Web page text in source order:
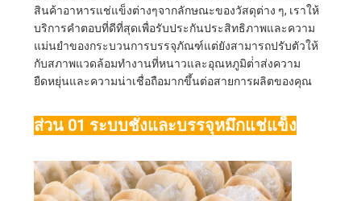
กรณี
ต่างๆ
ขอ
ทุน
สินค้าอาหารแช่แข็งต่างๆจากลักษณะของวัสดุต่าง ๆ, เราให้
บริการคําตอบที่ดีที่สุดเพื่อรับประกันประสิทธิภาพและความ
แม่นยําของกระบวนการบรรจุภัณฑ์แต่ยังสามารถปรับตัวให้
กับสภาพแวดล้อมทํางานที่หนาวและอุณหภูมิต่ําส่งความ
ยืดหยุ่นและความน่าเชื่อถือมากขึ้นต่อสายการผลิตของคุณ
ส่วน 01 ระบบชั่งและบรรจุหมึกแช่แข็ง